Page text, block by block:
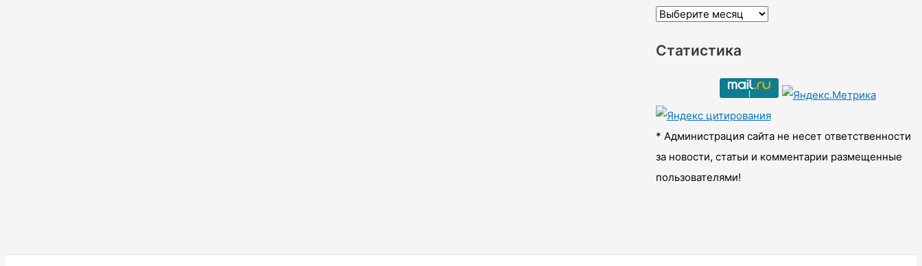
А
х
ы
Статистика
* Администрация сайта не несет ответственности
за новости, статьи и комментарии размещенные
пользователями!